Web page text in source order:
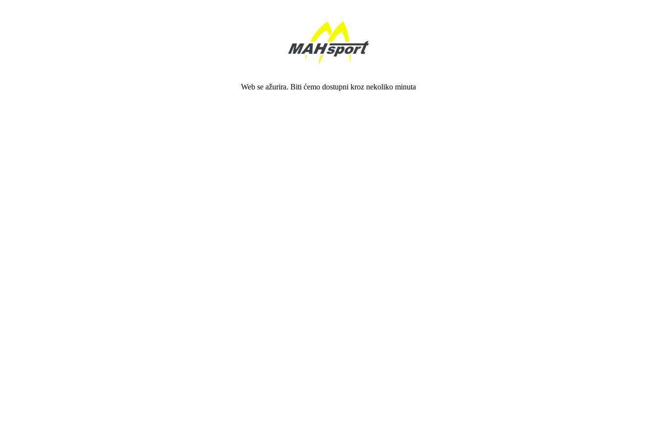
Web se ažurira. Biti ćemo dostupni kroz nekoliko minuta